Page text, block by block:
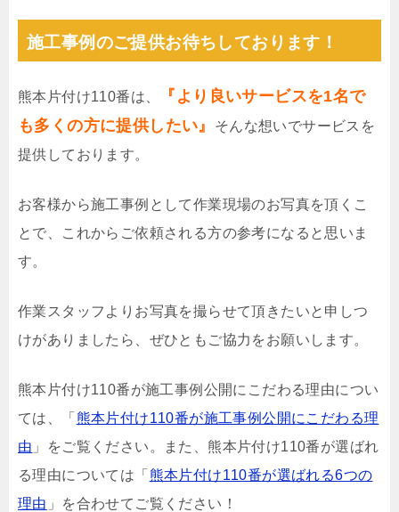
施工事例のご提供お待ちしております！
熊本片付け110番は、
『より良いサービスを1名で
も多くの方に提供したい』
そんな想いでサービスを
提供しております。
お客様から施工事例として作業現場のお写真を頂くこ
とで、これからご依頼される方の参考になると思いま
す。
作業スタッフよりお写真を撮らせて頂きたいと申しつ
けがありましたら、ぜひともご協力をお願いします。
熊本片付け110番が施工事例公開にこだわる理由につい
ては、「 熊本片付け110番が施工事例公開にこだわる理
由 」をご覧ください。また、熊本片付け110番が選ばれ
る理由については「 熊本片付け110番が選ばれる6つの
理由 」を合わせてご覧ください！